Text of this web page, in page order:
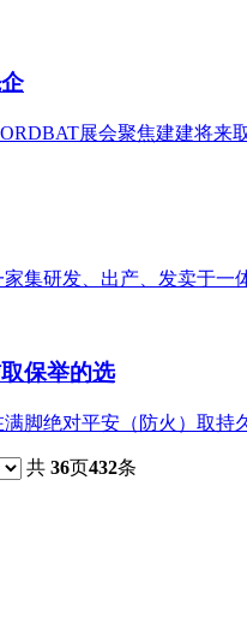
展会聚焦建建将来
集研发、出产、发卖于
保举的选
脚绝对平安（防火）取
共 36页432条